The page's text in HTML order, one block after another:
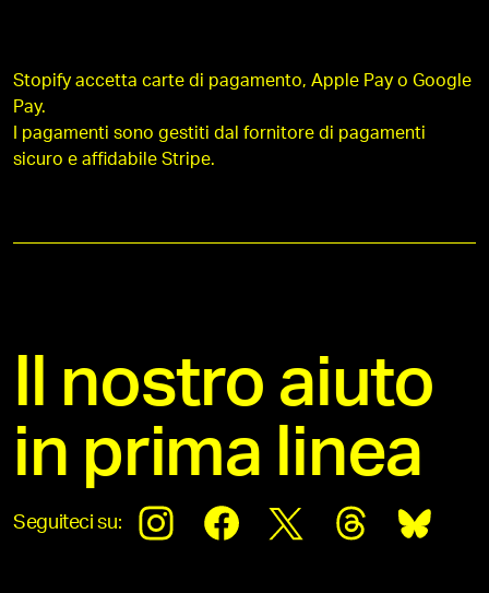
Stopify accetta carte di pagamento, Apple Pay o Google
Pay.
I pagamenti sono gestiti dal fornitore di pagamenti
sicuro e affidabile Stripe.
Il nostro aiuto
in prima linea
Seguiteci su: